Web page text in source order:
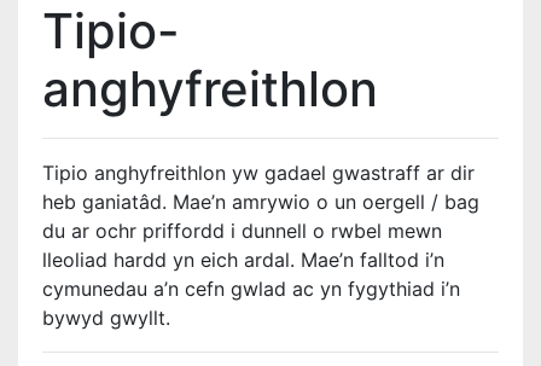
Tipio-
anghyfreithlon
Tipio anghyfreithlon yw gadael gwastraff ar dir
heb ganiatâd. Mae’n amrywio o un oergell / bag
du ar ochr priffordd i dunnell o rwbel mewn
lleoliad hardd yn eich ardal. Mae’n falltod i’n
cymunedau a’n cefn gwlad ac yn fygythiad i’n
bywyd gwyllt.